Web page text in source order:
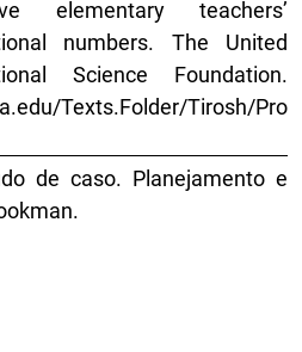
elementary teachers’
numbers. The United
Science Foundation.
Texts.Folder/Tirosh/Pro
de caso. Planejamento e